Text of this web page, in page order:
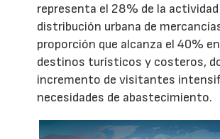
representa el 28% de la actividad
distribución urbana de
proporción que alcanza el 40%
destinos turísticos y costeros,
incremento de visitantes
necesidades de abastecimiento.